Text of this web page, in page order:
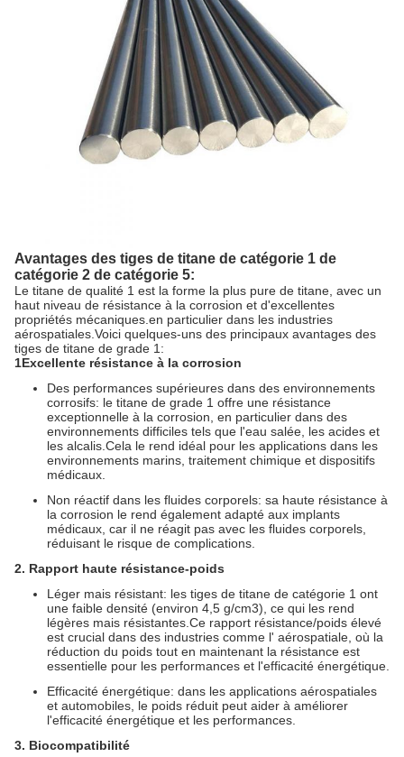
Avantages des tiges de titane de catégorie 1 de
catégorie 2 de catégorie 5:
Le titane de qualité 1 est la forme la plus pure de titane, avec un
haut niveau de résistance à la corrosion et d'excellentes
propriétés mécaniques.en particulier dans les industries
aérospatiales.Voici quelques-uns des principaux avantages des
tiges de titane de grade 1:
1Excellente résistance à la corrosion
Des performances supérieures dans des environnements
corrosifs: le titane de grade 1 offre une résistance
exceptionnelle à la corrosion, en particulier dans des
environnements difficiles tels que l'eau salée, les acides et
les alcalis.Cela le rend idéal pour les applications dans les
environnements marins, traitement chimique et dispositifs
médicaux.
Non réactif dans les fluides corporels: sa haute résistance à
la corrosion le rend également adapté aux implants
médicaux, car il ne réagit pas avec les fluides corporels,
réduisant le risque de complications.
2. Rapport haute résistance-poids
Léger mais résistant: les tiges de titane de catégorie 1 ont
une faible densité (environ 4,5 g/cm3), ce qui les rend
légères mais résistantes.Ce rapport résistance/poids élevé
est crucial dans des industries comme l' aérospatiale, où la
réduction du poids tout en maintenant la résistance est
essentielle pour les performances et l'efficacité énergétique.
Efficacité énergétique: dans les applications aérospatiales
et automobiles, le poids réduit peut aider à améliorer
l'efficacité énergétique et les performances.
3. Biocompatibilité